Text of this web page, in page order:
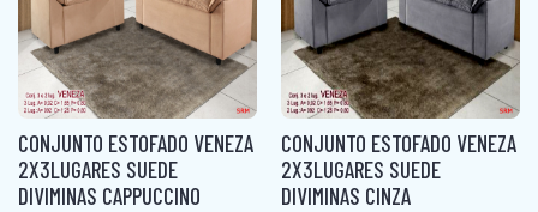
CONJUNTO ESTOFADO VENEZA
2X3LUGARES SUEDE
DIVIMINAS CAPPUCCINO
CONJUNTO ESTOFADO VENEZA
2X3LUGARES SUEDE
DIVIMINAS CINZA